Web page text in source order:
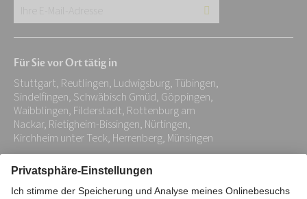
Adresse:
*
Für Sie vor Ort tätig in
Stuttgart, Reutlingen, Ludwigsburg, Tübingen,
Sindelfingen, Schwäbisch Gmüd, Göppingen,
Waibblingen, Filderstadt, Rottenburg am
Nackar, Rietigheim-Bissingen, Nürtingen,
Kirchheim unter Teck, Herrenberg, Münsingen
Impressum Datenschutz Stiftung